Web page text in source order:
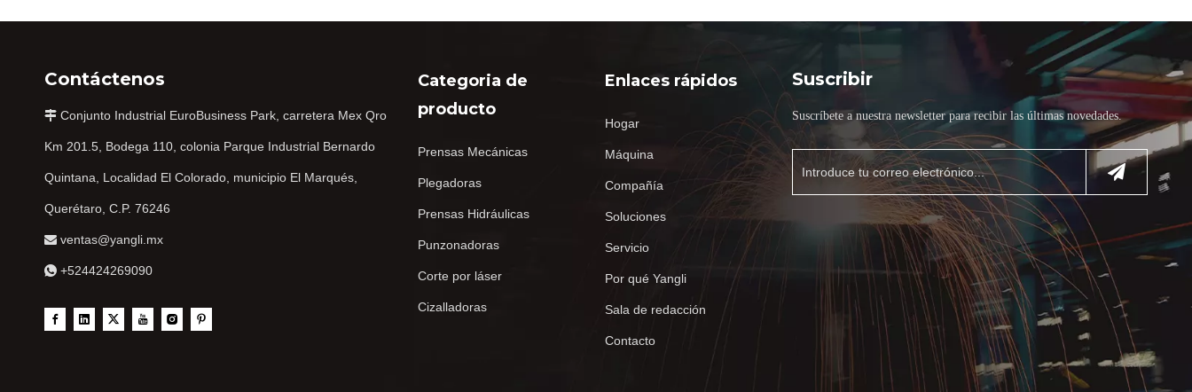
Contáctenos
 Conjunto Industrial EuroBusiness Park, carretera Mex Qro
Km 201.5, Bodega 110, colonia Parque Industrial Bernardo
Quintana, Localidad El Colorado, municipio El Marqués,
Querétaro, C.P. 76246
 ventas@yangli.mx
 +524424269090
Categoria de
producto
Prensas Mecánicas
Plegadoras
Prensas Hidráulicas
Punzonadoras
Corte por láser
Cizalladoras
Enlaces rápidos
Hogar
Máquina
Compañía
Soluciones
Servicio
Por qué Yangli
Sala de redacción
Contacto
Suscribir
Suscríbete a nuestra newsletter para recibir las últimas novedades.